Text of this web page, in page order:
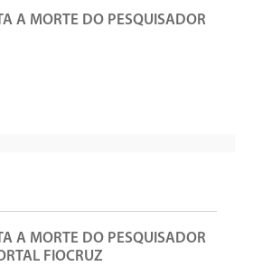
A MORTE DO PESQUISADOR
A MORTE DO PESQUISADOR
FIOCRUZ